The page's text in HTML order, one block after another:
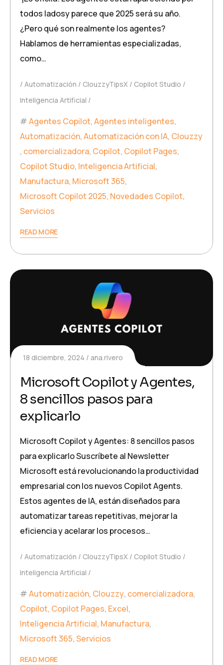
todos ladosy parece que 2025 será su año.
¿Pero qué son realmente los agentes?
Hablamos de herramientas especializadas,
como…
Automatización ClouzzyTipsX
Copilot Studio
Inteligencia Artificial
Agentes Copilot,Agentes inteligentes,
Automatización,Automatización con IA, Clouzzy
, comercializadora, Copilot, Copilot Pages,
Copilot Studio, Inteligencia Artificial,
Manufactura, Microsoft 365,
Microsoft Copilot 2025, Novedades Copilot,
Servicios
READ MORE
18 diciembre, 2024 ana.rivero
Microsoft Copilot y Agentes,
8 sencillos pasos para
explicarlo
Microsoft Copilot y Agentes: 8 sencillos pasos
para explicarlo Suscríbete al Newsletter
Microsoft está revolucionando la productividad
empresarial con los nuevos Copilot Agents.
Estos agentes de IA, están diseñados para
automatizar tareas repetitivas, mejorar la
eficiencia y acelarar los procesos…
Automatización ClouzzyTipsX
Copilot Studio
Inteligencia Artificial
Automatización, Clouzzy, comercializadora,
Copilot, Copilot Pages, Excel,
Inteligencia Artificial, Manufactura,
Microsoft 365,Servicios
READ MORE